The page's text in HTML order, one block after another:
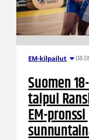
EM-kilpailut
Suomen
taipui
EM-